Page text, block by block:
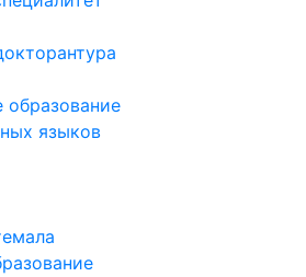
образование
языков